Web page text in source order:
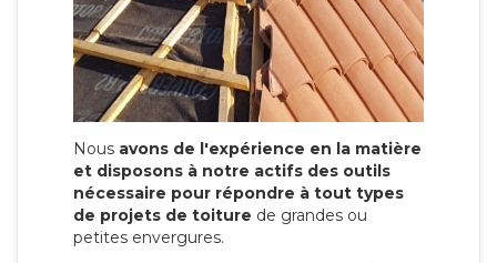
Nous avons de l'expérience en la matière
et disposons à notre actifs des outils
nécessaire pour répondre à tout types
de projets de toiture de grandes ou
petites envergures.